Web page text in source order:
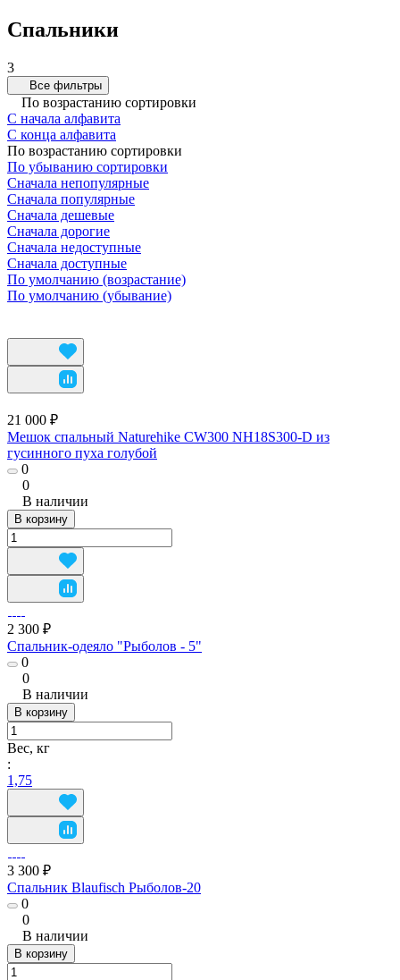
Спальники
3
Все фильтры
По возрастанию сортировки
С начала алфавита
С конца алфавита
По возрастанию сортировки
По убыванию сортировки
Сначала непопулярные
Сначала популярные
Сначала дешевые
Сначала дорогие
Сначала недоступные
Сначала доступные
По умолчанию (возрастание)
По умолчанию (убывание)
21 000 ₽
Мешок спальный Naturehike CW300 NH18S300-D из
гусинного пуха голубой
0
0
В наличии
В корзину
2 300 ₽
Спальник-одеяло "Рыболов - 5"
0
0
В наличии
В корзину
Вес, кг
:
1,75
3 300 ₽
Спальник Blaufisch Рыболов-20
0
0
В наличии
В корзину